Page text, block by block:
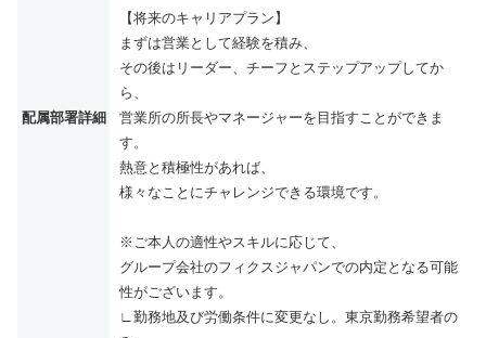
配属部署詳細
【将来のキャリアプラン】
まずは営業として経験を積み、
その後はリーダー、チーフとステップアップしてか
ら、
営業所の所長やマネージャーを目指すことができま
す。
熱意と積極性があれば、
様々なことにチャレンジできる環境です。
※ご本人の適性やスキルに応じて、
グループ会社のフィクスジャパンでの内定となる可能
性がございます。
∟勤務地及び労働条件に変更なし。東京勤務希望者の